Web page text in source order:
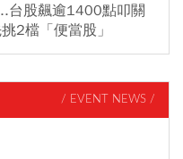
台股飆逾1400點叩關
2檔「便當股」
/ EVENT NEWS /